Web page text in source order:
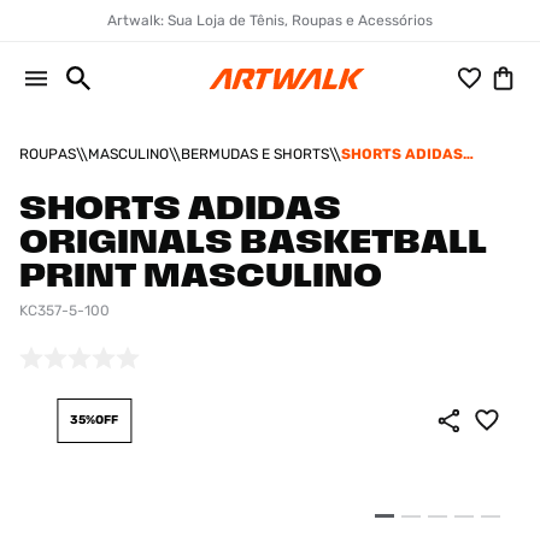
Artwalk: Sua Loja de Tênis, Roupas e Acessórios
ROUPAS MASCULINO BERMUDAS E SHORTS
SHORTS ADIDAS
SHORTS ADIDAS
ORIGINALS BASKETBALL
PRINT MASCULINO
KC357-5-100
35%OFF